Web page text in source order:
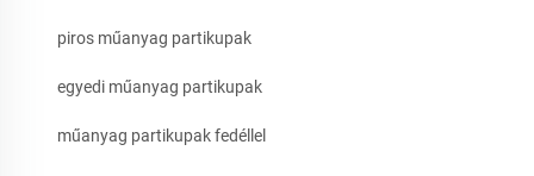
piros műanyag partikupak
egyedi műanyag partikupak
műanyag partikupak fedéllel